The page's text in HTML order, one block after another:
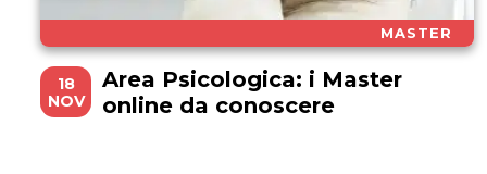
MASTER
18
NOV
Area Psicologica: i Master
online da conoscere